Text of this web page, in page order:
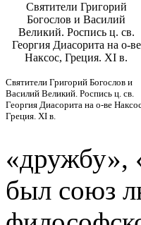
Святители Григорий
Богослов и Василий
Великий. Роспись ц. св.
Георгия Диасорита на о-ве
Наксос, Греция. XI в.
Святители Григорий Богослов и
Василий Великий. Роспись ц. св.
Георгия Диасорита на о-ве
Греция. XI в.
«дружбу»,
был союз